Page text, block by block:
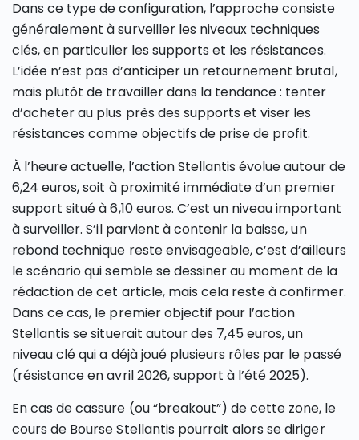
Dans ce type de configuration, l’approche consiste
généralement à surveiller les niveaux techniques
clés, en particulier les supports et les résistances.
L’idée n’est pas d’anticiper un retournement brutal,
mais plutôt de travailler dans la tendance : tenter
d’acheter au plus près des supports et viser les
résistances comme objectifs de prise de profit.
À l’heure actuelle, l’action Stellantis évolue autour de
6,24 euros, soit à proximité immédiate d’un premier
support situé à 6,10 euros. C’est un niveau important
à surveiller. S’il parvient à contenir la baisse, un
rebond technique reste envisageable, c’est d’ailleurs
le scénario qui semble se dessiner au moment de la
rédaction de cet article, mais cela reste à confirmer.
Dans ce cas, le premier objectif pour l’action
Stellantis se situerait autour des 7,45 euros, un
niveau clé qui a déjà joué plusieurs rôles par le passé
(résistance en avril 2026, support à l’été 2025).
En cas de cassure (ou “breakout”) de cette zone, le
cours de Bourse Stellantis pourrait alors se diriger